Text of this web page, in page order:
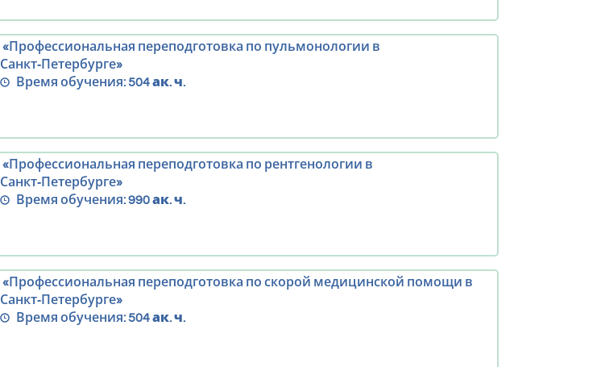
«Профессиональная переподготовка по пульмонологии в
Санкт‑Петербурге»
Время обучения:504 ак. ч.
«Профессиональная переподготовка по рентгенологии в
Санкт‑Петербурге»
Время обучения:990 ак. ч.
«Профессиональная переподготовка по скорой медицинской помощи в
Санкт‑Петербурге»
Время обучения:504 ак. ч.